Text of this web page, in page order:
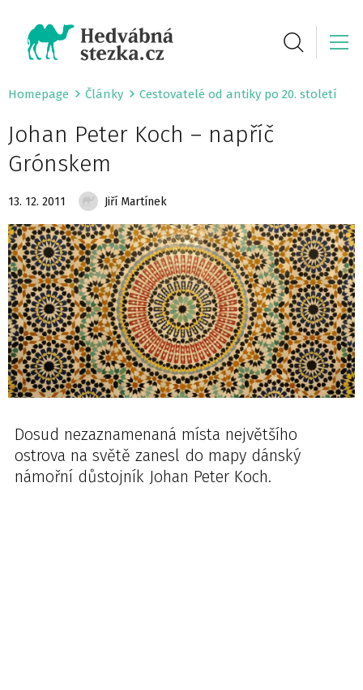
Homepage Články Cestovatelé od antiky po 20. století
Johan Peter Koch – napříč
Grónskem
13. 12. 2011 Jiří Martínek
Dosud nezaznamenaná místa největšího
ostrova na světě zanesl do mapy dánský
námořní důstojník Johan Peter Koch.